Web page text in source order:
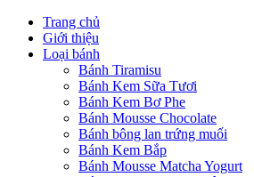
Trang chủ
Giới thiệu
Loại bánh
Bánh Tiramisu
Bánh Kem Sữa Tươi
Bánh Kem Bơ Phe
Bánh Mousse Chocolate
Bánh bông lan trứng muối
Bánh Kem Bắp
Bánh Mousse Matcha Yogurt